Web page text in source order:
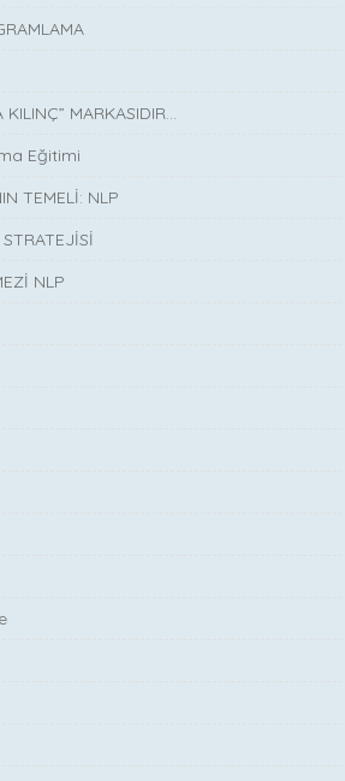
MARKASIDIR…
Eğitimi
TEMELİ: NLP
NLP